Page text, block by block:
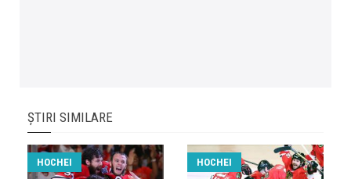
ȘTIRI SIMILARE
HOCHEI HOCHEI